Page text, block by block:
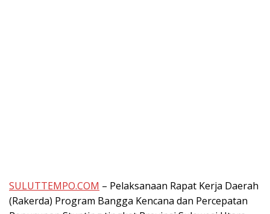
SULUTTEMPO.COM – Pelaksanaan Rapat Kerja Daerah
(Rakerda) Program Bangga Kencana dan Percepatan